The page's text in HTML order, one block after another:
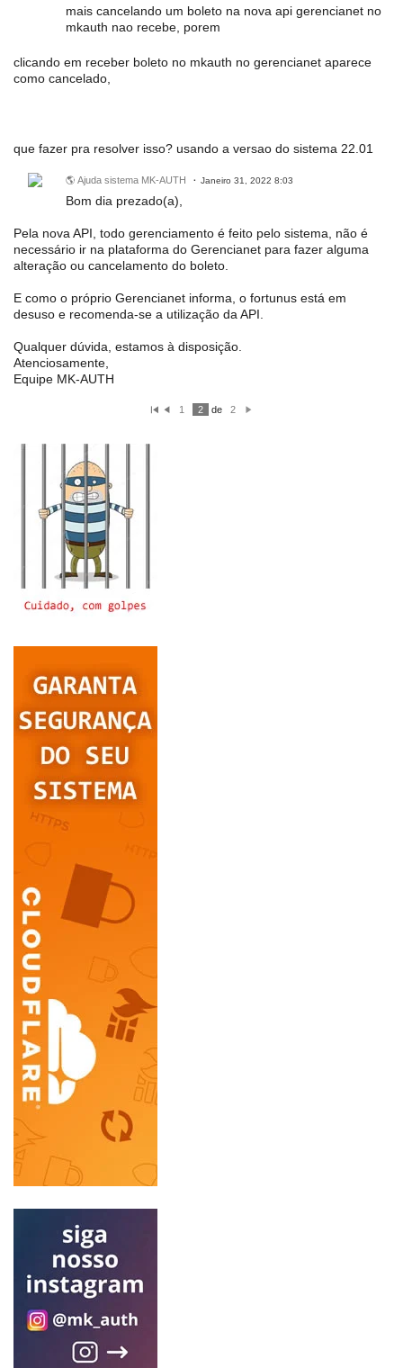
mais cancelando um boleto na nova api gerencianet no
mkauth nao recebe, porem
clicando em receber boleto no mkauth no gerencianet aparece
como cancelado,
que fazer pra resolver isso? usando a versao do sistema 22.01
🌎 Ajuda sistema MK-AUTH Janeiro 31, 2022 8:03
Bom dia prezado(a),
Pela nova API, todo gerenciamento é feito pelo sistema, não é
necessário ir na plataforma do Gerencianet para fazer alguma
alteração ou cancelamento do boleto.
E como o próprio Gerencianet informa, o fortunus está em
desuso e recomenda-se a utilização da API.
Qualquer dúvida, estamos à disposição.
Atenciosamente,
Equipe MK-AUTH
1 2 de
2